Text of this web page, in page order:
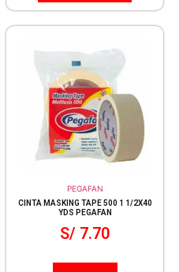
PEGAFAN
CINTA MASKING TAPE 500 1 1/2X40
YDS PEGAFAN
S/ 7.70